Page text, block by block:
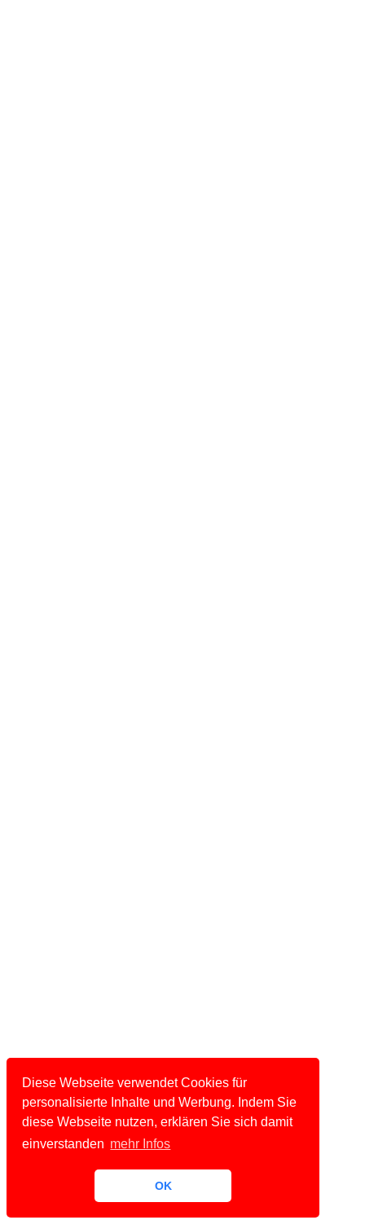
Diese Webseite verwendet Cookies für
personalisierte Inhalte und Werbung. Indem Sie
diese Webseite nutzen, erklären Sie sich damit
einverstanden mehr Infos
OK